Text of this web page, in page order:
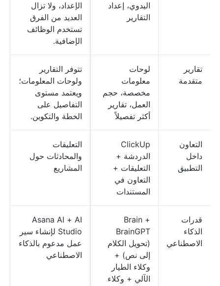
اليدوي، إعداد
التقارير
الإعداد، ولا تزال
العديد من الفرق
تستخدم الوظائف
الإضافية.
تقارير
متقدمة
لوحات
معلومات
مخصصة، حجم
العمل، تقارير
أكثر تفصيلاً
تتوفر التقارير
ولوحات المعلومات؛
ويعتمد مستوى
التفاصيل على
الخطة والتكوين.
التعاون
داخل
التطبيق
ClickUp
الدردشة +
التعليقات +
التعاون في
المستندات
التعليقات
والمحادثات حول
المشاريع
قدرات
الذكاء
الاصطناعي
Brain +
BrainGPT
(تحويل الكلام
إلى نص) +
وكلاء الطيار
الآلي + وكلاء
Asana AI + AI
Studio لإنشاء سير
عمل مدعوم بالذكاء
الاصطناعي